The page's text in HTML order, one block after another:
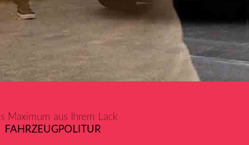
Maximum aus Ihrem Lack
FAHRZEUGPOLITUR